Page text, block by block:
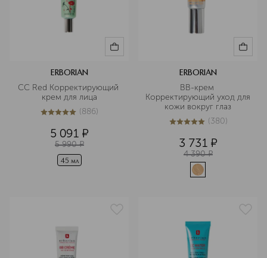
ERBORIAN
CC Red Корректирующий
крем для лица
5из 5886 (886)
5 091 ¤
5 990 ¤
45 мл
ERBORIAN
BB-крем
Корректирующий уход для
кожи вокруг глаз
5из 5380 (380)
3 731 ¤
4 390 ¤